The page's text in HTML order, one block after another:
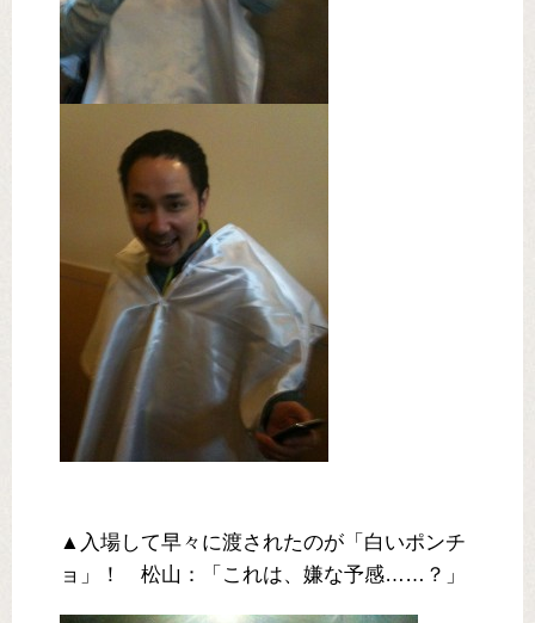
▲入場して早々に渡されたのが「白いポンチ
ョ」！ 松山：「これは、嫌な予感……？」